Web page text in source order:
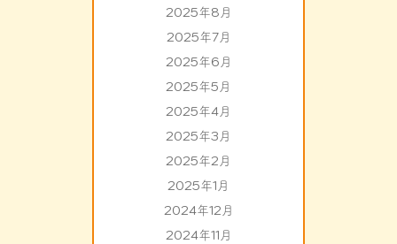
2025年8月
2025年7月
2025年6月
2025年5月
2025年4月
2025年3月
2025年2月
2025年1月
2024年12月
2024年11月